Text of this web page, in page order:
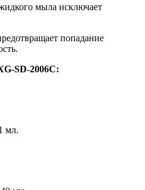
мыла исключает
попадание
SD-2006C:
мл.